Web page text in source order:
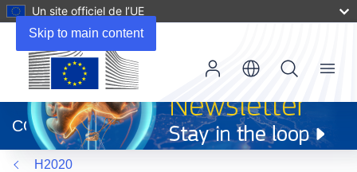
Skip to main content
Un site officiel de l’UE
dans
une
nouvelle
fenêtre)
CORDIS
Menu
H2020